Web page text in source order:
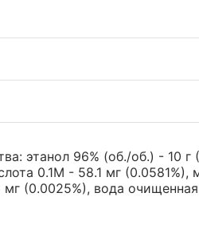
этанол 96% (об./об.) - 10 г
0.1M - 58.1 мг
мг (0.0025%), вода